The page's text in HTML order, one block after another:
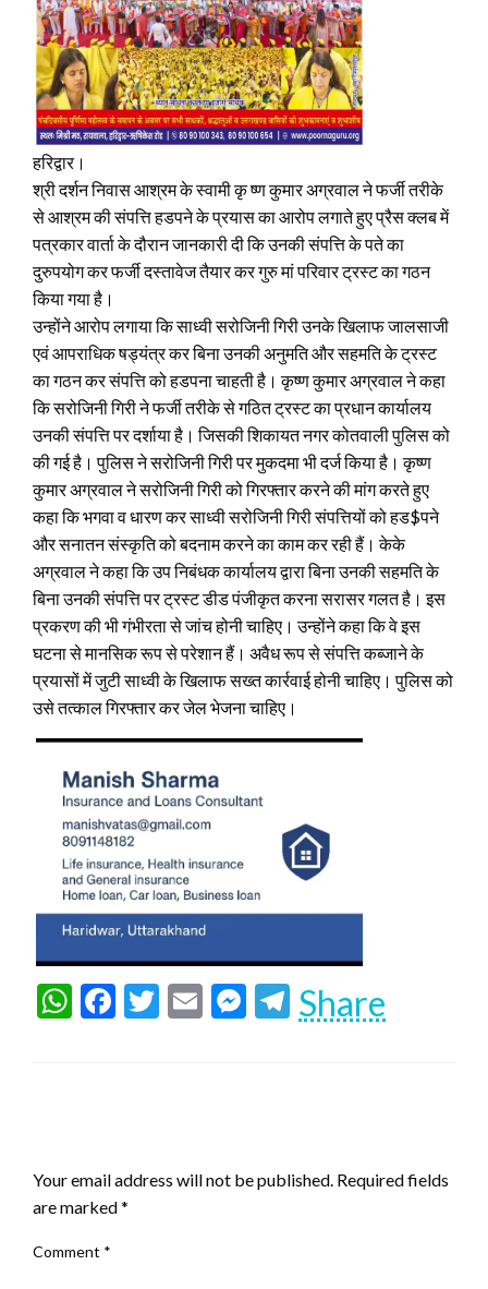
हरिद्वार।
श्री दर्शन निवास आश्रम के स्वामी कृ ष्ण कुमार अग्रवाल ने फर्जी तरीके
से आश्रम की संपत्ति हडपने के प्रयास का आरोप लगाते हुए प्रैस क्लब में
पत्रकार वार्ता के दौरान जानकारी दी कि उनकी संपत्ति के पते का
दुरुपयोग कर फर्जी दस्तावेज तैयार कर गुरु मां परिवार ट्रस्ट का गठन
किया गया है।
उन्होंने आरोप लगाया कि साध्वी सरोजिनी गिरी उनके खिलाफ जालसाजी
एवं आपराधिक षड्यंत्र कर बिना उनकी अनुमति और सहमति के ट्रस्ट
का गठन कर संपत्ति को हडपना चाहती है। कृष्ण कुमार अग्रवाल ने कहा
कि सरोजिनी गिरी ने फर्जी तरीके से गठित ट्रस्ट का प्रधान कार्यालय
उनकी संपत्ति पर दर्शाया है। जिसकी शिकायत नगर कोतवाली पुलिस को
की गई है। पुलिस ने सरोजिनी गिरी पर मुकदमा भी दर्ज किया है। कृष्ण
कुमार अग्रवाल ने सरोजिनी गिरी को गिरफ्तार करने की मांग करते हुए
कहा कि भगवा व धारण कर साध्वी सरोजिनी गिरी संपत्तियों को हड$पने
और सनातन संस्कृति को बदनाम करने का काम कर रही हैं। केके
अग्रवाल ने कहा कि उप निबंधक कार्यालय द्वारा बिना उनकी सहमति के
बिना उनकी संपत्ति पर ट्रस्ट डीड पंजीकृत करना सरासर गलत है। इस
प्रकरण की भी गंभीरता से जांच होनी चाहिए। उन्होंने कहा कि वे इस
घटना से मानसिक रूप से परेशान हैं। अवैध रूप से संपत्ति कब्जाने के
प्रयासों में जुटी साध्वी के खिलाफ सख्त कार्रवाई होनी चाहिए। पुलिस को
उसे तत्काल गिरफ्तार कर जेल भेजना चाहिए।
WhatsApp
Facebook
Twitter
EmailMessenger
Telegram
Share
Your email address will not be published. Required fields
are marked*
Comment *